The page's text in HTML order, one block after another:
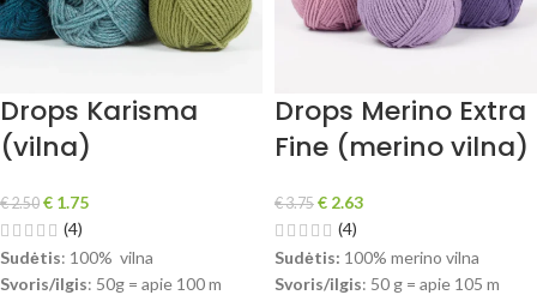
Drops Karisma
(vilna)
€2.50 € 1.75
(4)
Sudėtis: 100% vilna
Svoris/ilgis: 50g = apie 100 m
Drops Merino Extra
Fine (merino vilna)
€3.75 € 2.63
(4)
Sudėtis: 100% merino vilna
Svoris/ilgis: 50 g = apie 105 m